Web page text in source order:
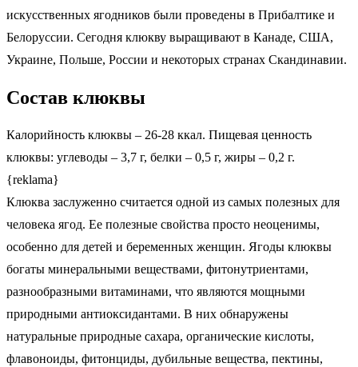
искусственных ягодников были проведены в Прибалтике и
Белоруссии. Сегодня клюкву выращивают в Канаде, США,
Украине, Польше, России и некоторых странах Скандинавии.
Состав клюквы
Калорийность клюквы – 26-28 ккал. Пищевая ценность
клюквы: углеводы – 3,7 г, белки – 0,5 г, жиры – 0,2 г.
{reklama}
Клюква заслуженно считается одной из самых полезных для
человека ягод. Ее полезные свойства просто неоценимы,
особенно для детей и беременных женщин. Ягоды клюквы
богаты минеральными веществами, фитонутриентами,
разнообразными витаминами, что являются мощными
природными антиоксидантами. В них обнаружены
натуральные природные сахара, органические кислоты,
флавоноиды, фитонциды, дубильные вещества, пектины,